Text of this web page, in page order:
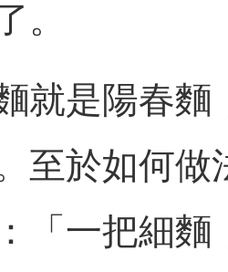
。
就是陽春麵
至於如何做
「一把細麵